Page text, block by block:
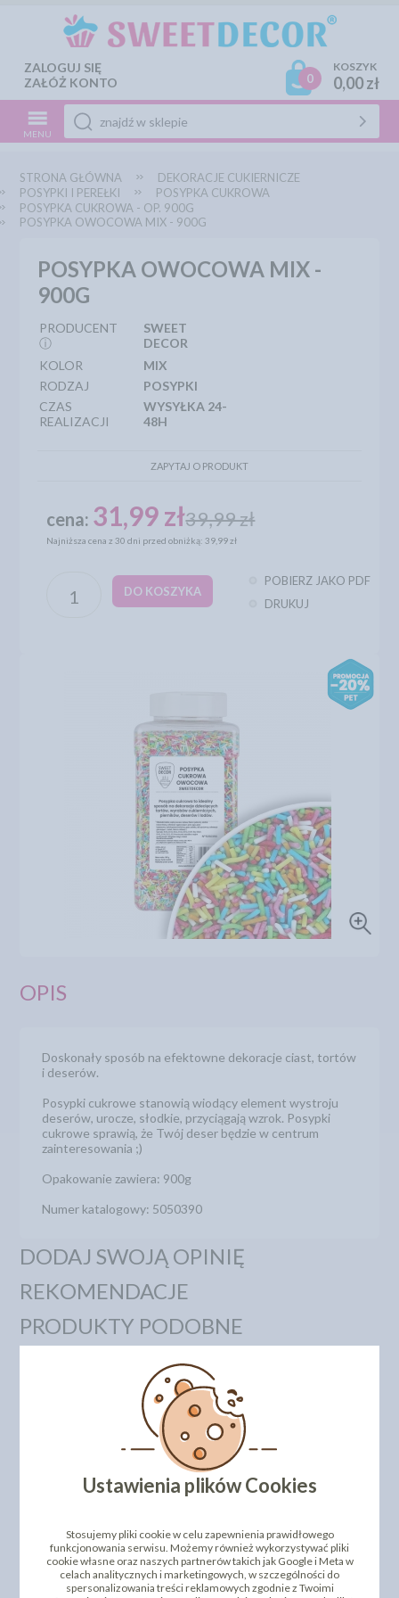
ZALOGUJ SIĘ
ZAŁÓŻ KONTO
0
KOSZYK
0,00 zł
MENU
STRONA GŁÓWNA
DEKORACJE CUKIERNICZE
POSYPKI I PEREŁKI
POSYPKA CUKROWA
POSYPKA CUKROWA - OP. 900G
POSYPKA OWOCOWA MIX - 900G
POSYPKA OWOCOWA MIX -
900G
PRODUCENT
ⓘ
SWEET
DECOR
KOLOR
MIX
RODZAJ
POSYPKI
CZAS
REALIZACJI
WYSYŁKA 24-
48H
ZAPYTAJ O PRODUKT
cena: 31,99 zł39,99 zł
Najniższa cena z 30 dni przed obniżką: 39,99 zł
DO KOSZYKA
POBIERZ JAKO PDF
DRUKUJ
OPIS
Doskonały sposób na efektowne dekoracje ciast, tortów
i deserów.
Posypki cukrowe stanowią wiodący element wystroju
deserów, urocze, słodkie, przyciągają wzrok. Posypki
cukrowe sprawią, że Twój deser będzie w centrum
zainteresowania ;)
Opakowanie zawiera: 900g
Numer katalogowy: 5050390
DODAJ SWOJĄ OPINIĘ
REKOMENDACJE
PRODUKTY PODOBNE
INNI KLIENCI KUPILI TEŻ
DEKORACJE CUKROWE
KONFETTI MINI 600G
LENTILKI MINI DRAŻE
CZEKOLADOWE - 1KG -
PET
Ustawienia plików Cookies
Stosujemy pliki cookie w celu zapewnienia prawidłowego
funkcjonowania serwisu. Możemy również wykorzystywać pliki
cookie własne oraz naszych partnerów takich jak Google i Meta w
celach analitycznych i marketingowych, w szczególności do
spersonalizowania treści reklamowych zgodnie z Twoimi